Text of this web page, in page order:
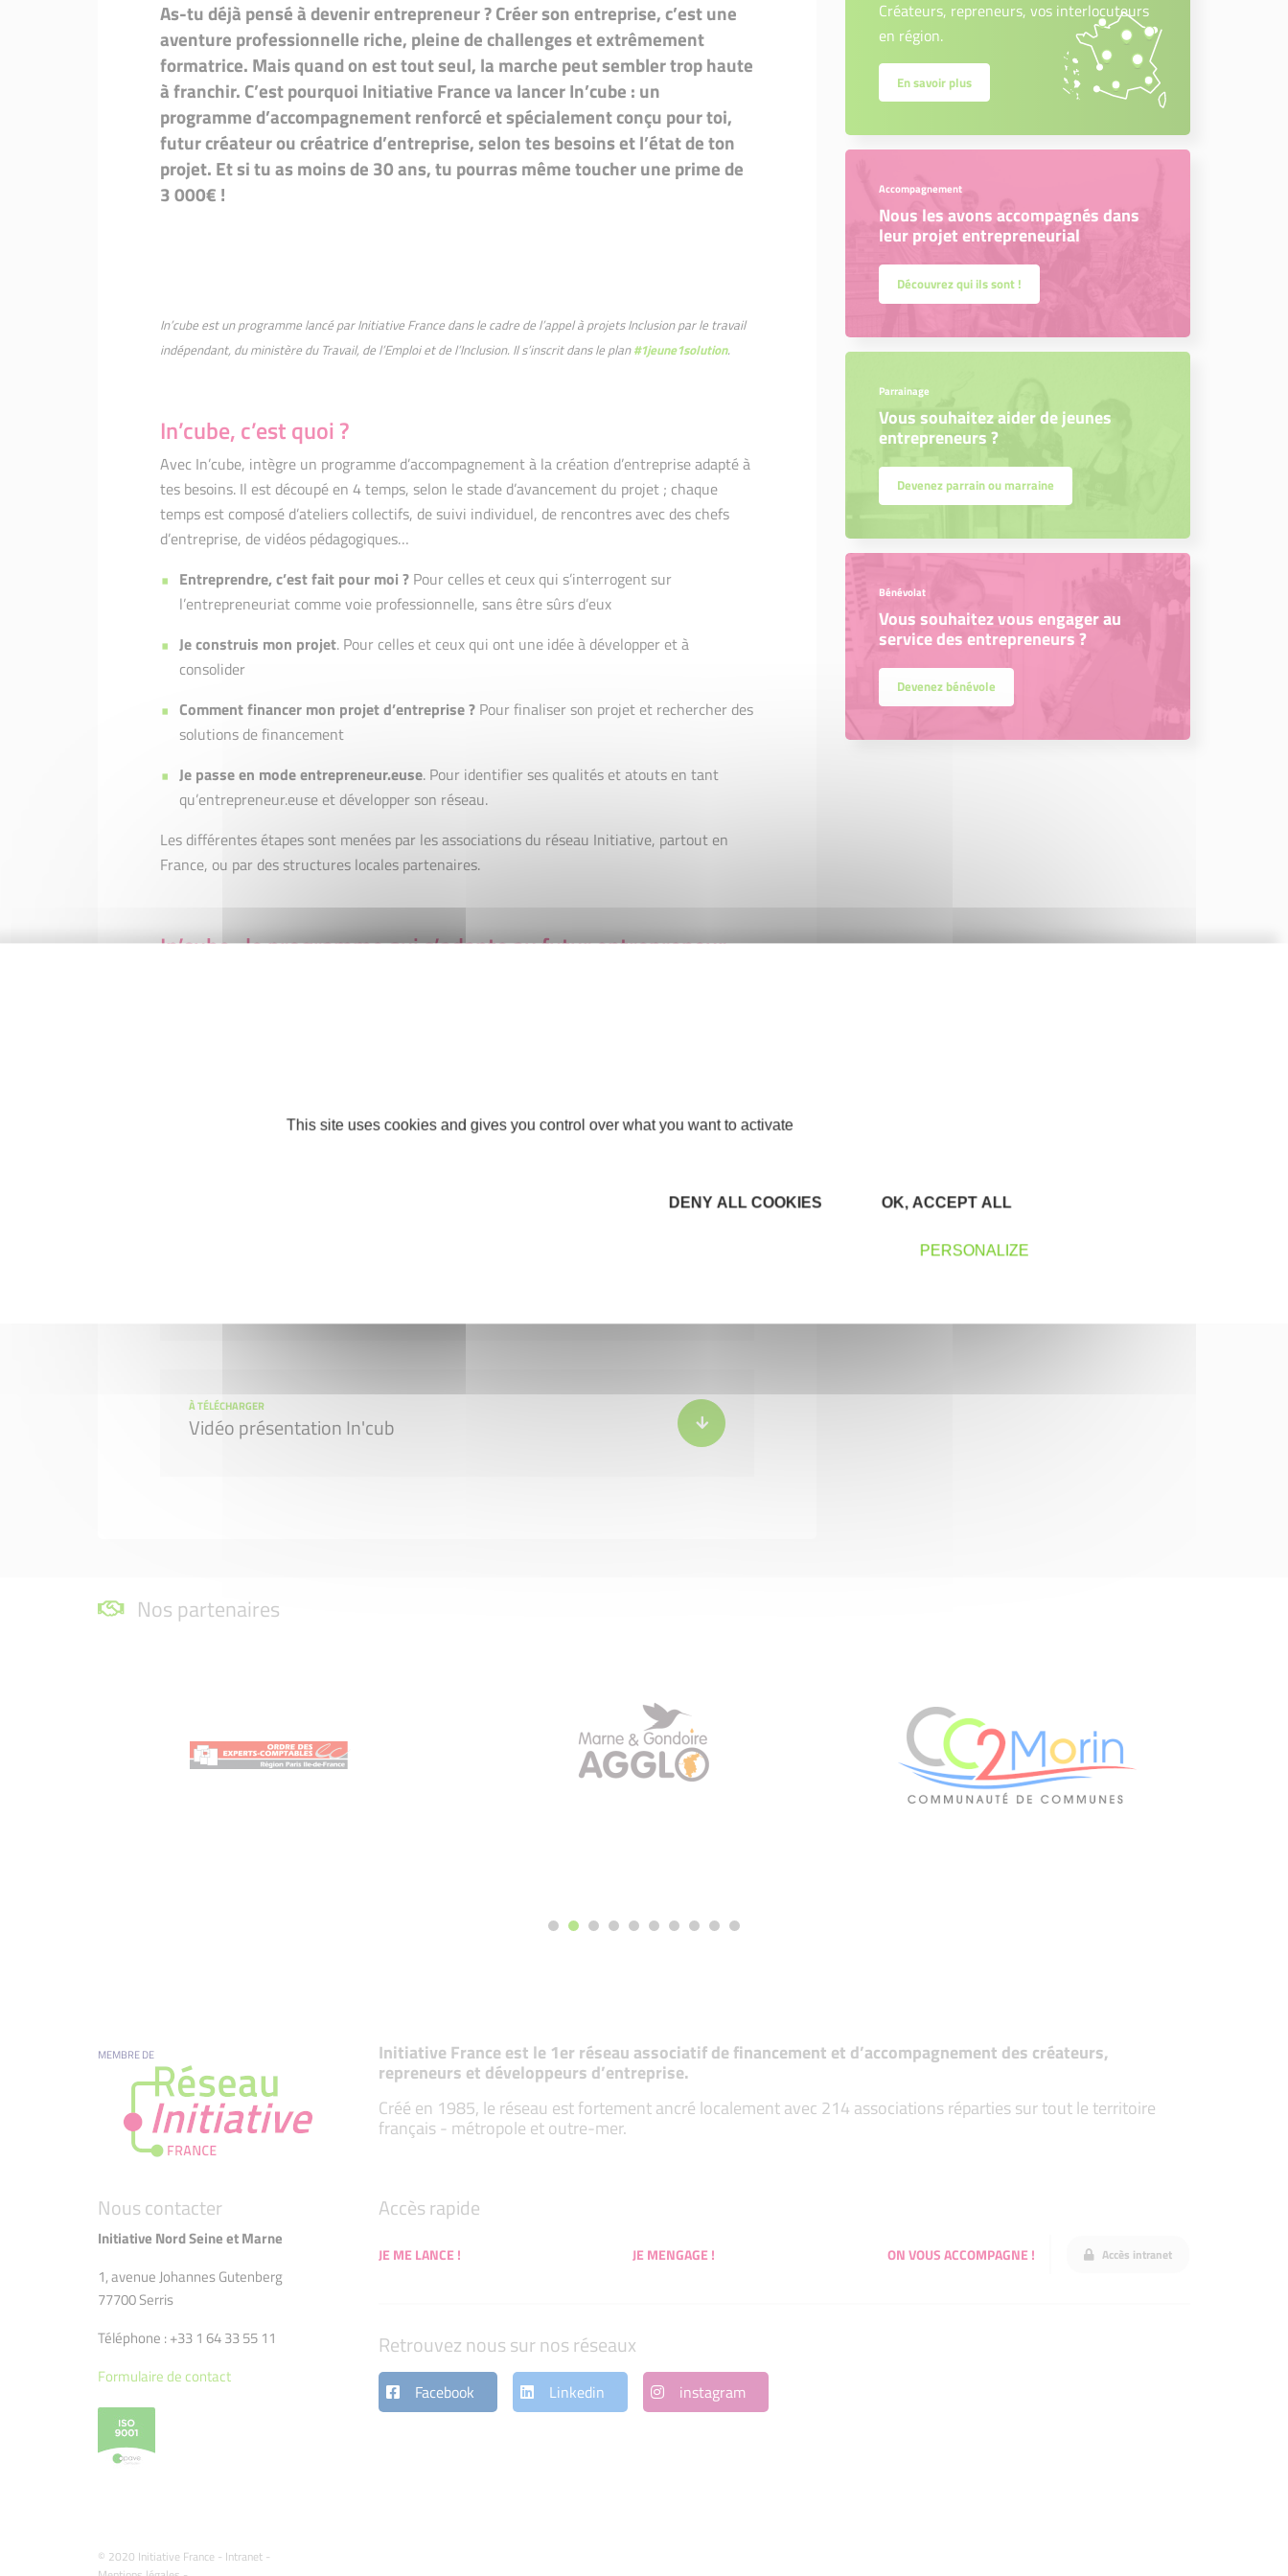
As-tu déjà pensé à devenir entrepreneur ? Créer son entreprise, c’est une
aventure professionnelle riche, pleine de challenges et extrêmement
formatrice. Mais quand on est tout seul, la marche peut sembler trop haute
à franchir. C’est pourquoi Initiative France va lancer In’cube : un
programme d’accompagnement renforcé et spécialement conçu pour toi,
futur créateur ou créatrice d’entreprise, selon tes besoins et l’état de ton
projet. Et si tu as moins de 30 ans, tu pourras même toucher une prime de
3 000€ !
In’cube est un programme lancé par Initiative France dans le cadre de l’appel à projets Inclusion par le travail
indépendant, du ministère du Travail, de l’Emploi et de l’Inclusion. Il s’inscrit dans le plan#1jeune1solution.
In’cube, c’est quoi ?
Avec In’cube, intègre un programme d’accompagnement à la création d’entreprise adapté à
tes besoins. Il est découpé en 4 temps, selon le stade d’avancement du projet ; chaque
temps est composé d’ateliers collectifs, de suivi individuel, de rencontres avec des chefs
d’entreprise, de vidéos pédagogiques…
Entreprendre, c’est fait pour moi ? Pour celles et ceux qui s’interrogent sur
l’entrepreneuriat comme voie professionnelle, sans être sûrs d’eux
Je construis mon projet. Pour celles et ceux qui ont une idée à développer et à
consolider
Comment financer mon projet d’entreprise ? Pour finaliser son projet et rechercher des
solutions de financement
Je passe en mode entrepreneur.euse. Pour identifier ses qualités et atouts en tant
qu’entrepreneur.euse et développer son réseau.
Les différentes étapes sont menées par les associations du réseau Initiative, partout en
France, ou par des structures locales partenaires.
In’cube : le programme qui s’adapte au futur entrepreneur,
contact@initiative-
À TÉLÉCHARGER
Vidéo présentation In'cub
Créateurs, repreneurs, vos interlocuteurs
en région.
En savoir plus
Accompagnement
Nous les avons accompagnés dans
leur projet entrepreneurial
Découvrez qui ils sont !
Parrainage
Vous souhaitez aider de jeunes
entrepreneurs ?
Devenez parrain ou marraine
Bénévolat
Vous souhaitez vous engager au
service des entrepreneurs ?
Devenez bénévole
Nos partenaires
MEMBRE DE Initiative France est le 1er réseau associatif de financement et d’accompagnement des créateurs,
repreneurs et développeurs d’entreprise.
Créé en 1985, le réseau est fortement ancré localement avec 214 associations réparties sur tout le territoire
français - métropole et outre-mer.
Nous contacter
Initiative Nord Seine et Marne
1, avenue Johannes Gutenberg
77700 Serris
Téléphone : +33 1 64 33 55 11
Formulaire de contact
© 2020 Initiative France - Intranet -
Accès rapide
JE ME LANCE ! JE MENGAGE ! ON VOUS ACCOMPAGNE ! Accès intranet
Retrouvez nous sur nos réseaux
Facebook Linkedin instagram
This site uses cookies and gives you control over what you want to activate
OK, ACCEPT ALL
DENY ALL COOKIES
PERSONALIZE